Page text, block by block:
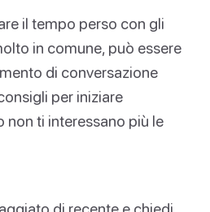
il tempo perso con gli
in comune, può essere
di conversazione
per iniziare
non ti interessano più le